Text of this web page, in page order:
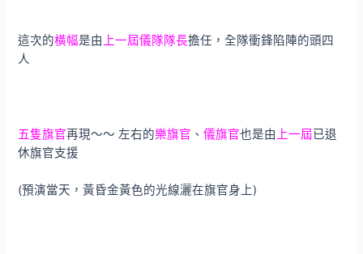
這次的橫幅是由 上一屆儀隊隊長擔任，全隊衝鋒陷陣的頭四
人
五隻旗官再現～～ 左右的樂旗官 、儀旗官也是由 上一屆已退
休旗官支援
(預演當天，黃昏金黃色的光線灑在旗官身上)